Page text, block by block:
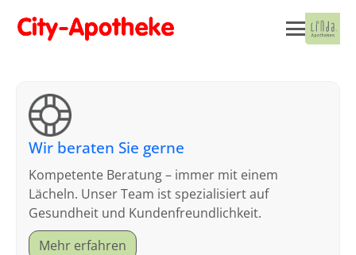
Wir beraten Sie gerne
Kompetente Beratung – immer mit einem
Lächeln. Unser Team ist spezialisiert auf
Gesundheit und Kundenfreundlichkeit.
Mehr erfahren